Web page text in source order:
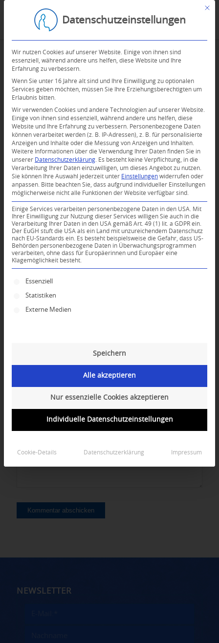
0
Dein Kommentar
An Diskussion beteiligen?
Hinterlassen Sie uns Ihren Kommentar!
NEWSLETTER
Mit
Datenschutzeinstellungen
Wir nutzen Cookies auf unserer Website. Einige von ihnen sind
essenziell, während andere uns helfen, diese Website und Ihre
Erfahrung zu verbessern.
Wenn Sie unter 16 Jahre alt sind und Ihre Einwilligung zu optionalen
Services geben möchten, müssen Sie Ihre Erziehungsberechtigten um
Erlaubnis bitten.
Wir verwenden Cookies und andere Technologien auf unserer Website.
Einige von ihnen sind essenziell, während andere uns helfen, diese
Website und Ihre Erfahrung zu verbessern.
Personenbezogene Daten
können verarbeitet werden (z. B. IP-Adressen), z. B. für personalisierte
Anzeigen und Inhalte oder die Messung von Anzeigen und Inhalten.
Weitere Informationen über die Verwendung Ihrer Daten finden Sie in
unserer Datenschutzerklärung
Es besteht keine Verpflichtung, in die
Verarbeitung Ihrer Daten einzuwilligen, um dieses Angebot zu nutzen.
Sie können Ihre Auswahl jederzeit unter Einstellungen widerrufen oder
anpassen.
Bitte beachten Sie, dass aufgrund individueller Einstellungen
möglicherweise nicht alle Funktionen der Website verfügbar sind.
Einige Services verarbeiten personenbezogene Daten in den USA. Mit
Ihrer Einwilligung zur Nutzung dieser Services willigen Sie auch in die
Verarbeitung Ihrer Daten in den USA gemäß Art. 49 (1) lit. a GDPR ein.
Der EuGH stuft die USA als ein Land mit unzureichendem Datenschutz
nach EU-Standards ein. Es besteht beispielsweise die Gefahr, dass US-
Behörden personenbezogene Daten in Überwachungsprogrammen
verarbeiten, ohne dass für Europäerinnen und Europäer eine
Klagemöglichkeit besteht.
Es folgt eine Liste der Service-Gruppen, für die
Essenziell
Statistiken
Externe Medien
Speichern
Alle akzeptieren
Nur essenzielle Cookies akzeptieren
Individuelle Datenschutzeinstellungen
Cookie-Details Datenschutzerklärung Impressum